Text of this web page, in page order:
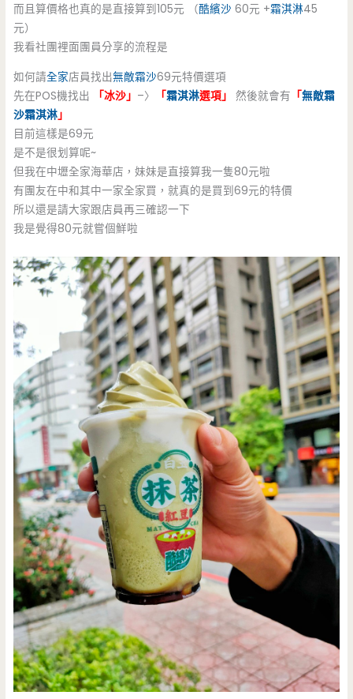
而且算價格也真的是直接算到105元 （酷繽沙 60元 +霜淇淋45
元）
我看社團裡面團員分享的流程是
如何請全家店員找出無敵霜沙69元特價選項
先在POS機找出
「冰沙」 –〉 「霜淇淋選項」 然後就會有 「無敵霜
沙霜淇淋」
目前這樣是69元
是不是很划算呢~
但我在中壢全家海華店，妹妹是直接算我一隻80元啦
有團友在中和其中一家全家買，就真的是買到69元的特價
所以還是請大家跟店員再三確認一下
我是覺得80元就嘗個鮮啦